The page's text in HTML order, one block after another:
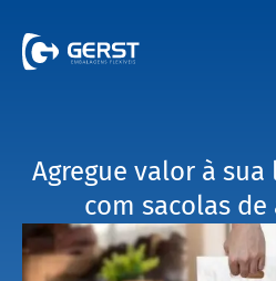
Agregue valor à
com sacolas de